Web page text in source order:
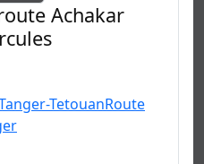
Achakar
TetouanRoute